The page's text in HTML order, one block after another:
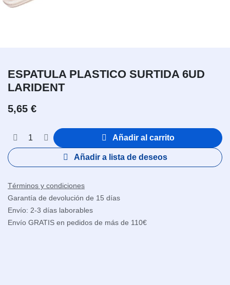
ESPATULA PLASTICO SURTIDA 6UD
LARIDENT
5,65 €
Añadir al carrito
Añadir a lista de deseos
Términos y condiciones
Garantía de devolución de 15 días
Envío: 2-3 días laborables
Envío GRATIS en pedidos de más de 110€